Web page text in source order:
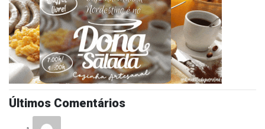
Últimos Comentários